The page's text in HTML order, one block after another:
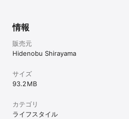
情報
販売元
Hidenobu Shirayama
サイズ
93.2 MB
カテゴリ
ライフスタイル